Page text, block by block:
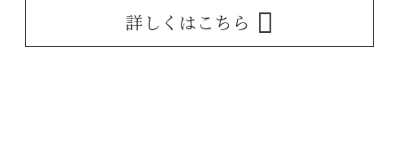
詳しくはこちら